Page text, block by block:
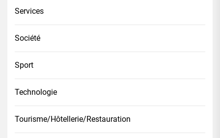
Services
Société
Sport
Technologie
Tourisme/Hôtellerie/Restauration